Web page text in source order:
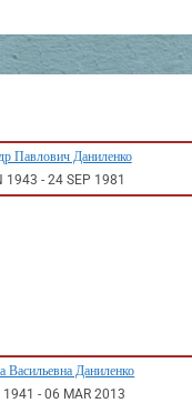
Павлович Даниленко
1943 - 24 SEP 1981
Васильевна Даниленко
1941 -06 MAR 2013